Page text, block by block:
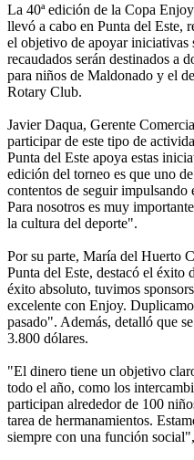
La 40ª edición de la Copa
llevó a cabo en Punta del Este,
el objetivo de apoyar iniciativas
recaudados serán destinados a
para niños de Maldonado y el
Rotary Club.
Javier Daqua, Gerente
participar de este tipo de
Punta del Este apoya estas
edición del torneo es que uno
contentos de seguir impulsando
Para nosotros es muy
la cultura del deporte".
Por su parte, María del Huerto
Punta del Este, destacó el éxito
éxito absoluto, tuvimos
excelente con Enjoy.
pasado". Además, detalló que
3.800 dólares.
"El dinero tiene un objetivo
todo el año, como los
participan alrededor de 100
tarea de hermanamientos.
siempre con una función